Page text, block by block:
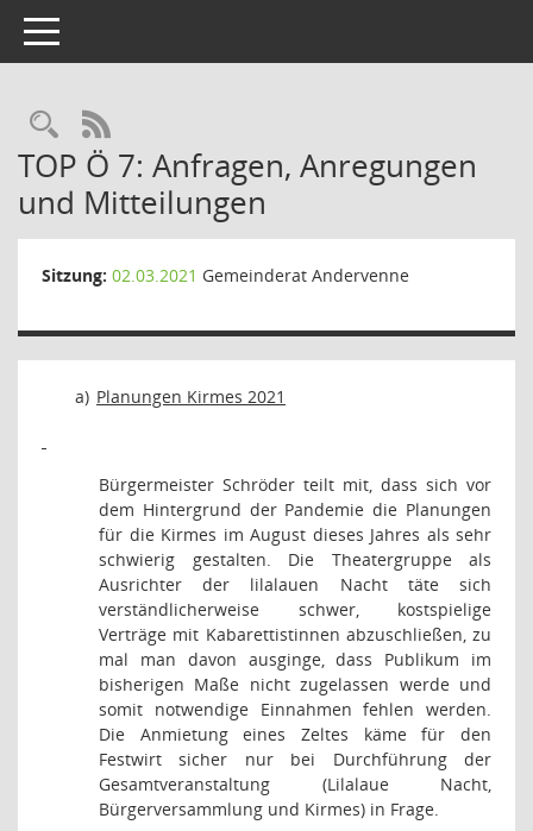
Toggle navigation
Rechercheauswahl
RSS-Feed
TOP Ö 7: Anfragen, Anregungen
und Mitteilungen
Sitzung: 02.03.2021 Gemeinderat Andervenne
a) Planungen Kirmes 2021
Bürgermeister Schröder teilt mit, dass sich vor
dem Hintergrund der Pandemie die Planungen
für die Kirmes im August dieses Jahres als sehr
schwierig gestalten. Die Theatergruppe als
Ausrichter der lilalauen Nacht täte sich
verständlicherweise schwer, kostspielige
Verträge mit Kabarettistinnen abzuschließen, zu
mal man davon ausginge, dass Publikum im
bisherigen Maße nicht zugelassen werde und
somit notwendige Einnahmen fehlen werden.
Die Anmietung eines Zeltes käme für den
Festwirt sicher nur bei Durchführung der
Gesamtveranstaltung (Lilalaue Nacht,
Bürgerversammlung und Kirmes) in Frage.